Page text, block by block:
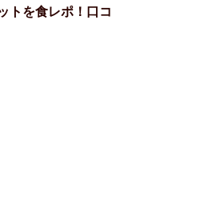
トを食レポ！口コ